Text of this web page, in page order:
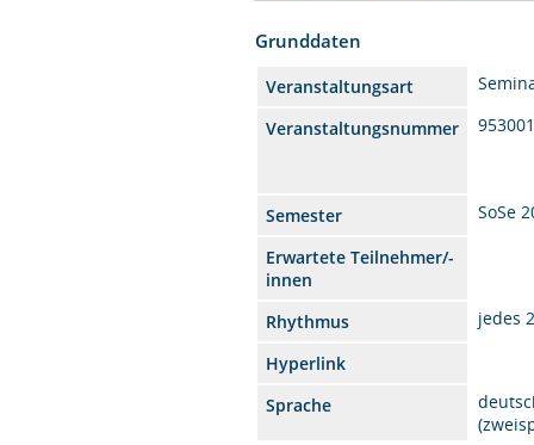
Grunddaten
Veranstaltungsart
Veranstaltungsnummer
Semester
SoSe
Erwartete Teilnehmer/-
innen
Rhythmus
jedes
Hyperlink
Sprache